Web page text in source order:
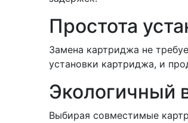
Простота
Замена картриджа не
установки картриджа, и
Экологичный
Выбирая совместимые